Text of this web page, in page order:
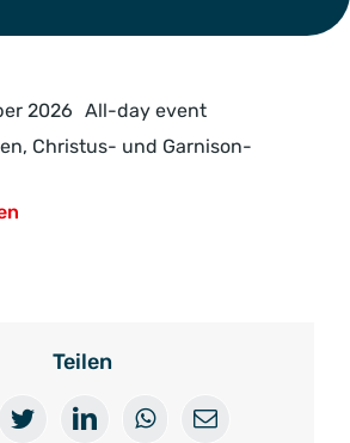
2026 All-day event
Christus- und Garnison-
Teilen
TwitterLinkedInWhatsApp
E-